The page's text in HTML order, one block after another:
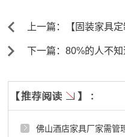
上一篇：【固装家具
下一篇：80%的人不
佛山酒店家具厂家需管